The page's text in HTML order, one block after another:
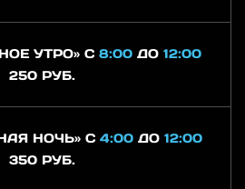
УТРО» С 8:00ДО 12:00
250 РУБ.
НОЧЬ» С 4:00 ДО 12:00
350 РУБ.